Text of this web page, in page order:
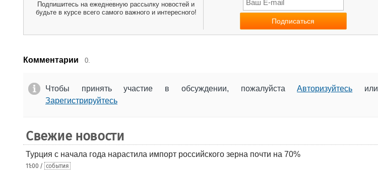
Подпишитесь на ежедневную рассылку новостей и
будьте в курсе всего самого важного и интересного!
Комментарии 0.
Чтобы принять участие в обсуждении, пожалуйстаАвторизуйтесь или
Зарегистрируйтесь
Свежие новости
Турция с начала года нарастила импорт российского зерна почти на 70%
11:00 / события